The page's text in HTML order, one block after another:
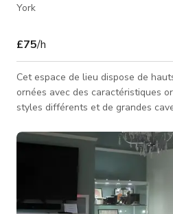
York
£75/h
Cet espace de lieu dispose de
ornées avec des caractéristiques
styles différents et de grandes caves. Nous organisons
cinématographiques. Les tarifs
besoins, veuillez donc demander un devis. Veuillez
l'hôte pour un tarif personnalisé
publié est juste un prix de départ